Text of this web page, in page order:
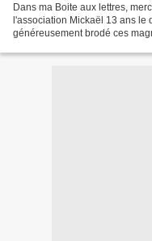
Dans ma Boite aux lettres,
l'association Mickaël 13 ans le
généreusement brodé ces